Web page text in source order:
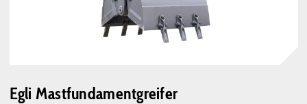
Egli Mastfundamentgreifer